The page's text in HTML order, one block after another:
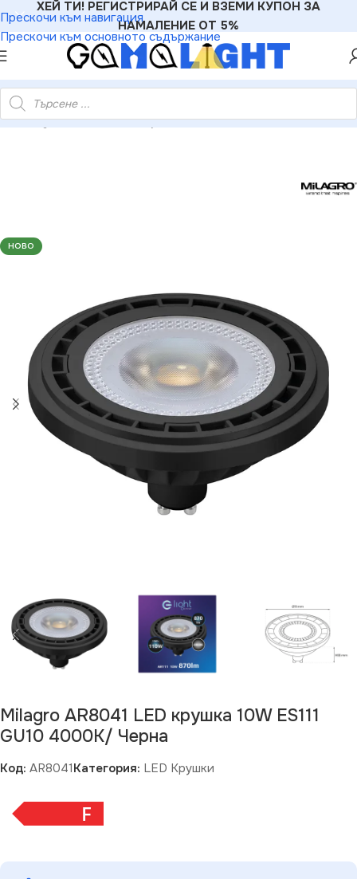
Прескочи към навигация
Прескочи към основното съдържание
ХЕЙ ТИ! РЕГИСТРИРАЙ СЕ И ВЗЕМИ КУПОН ЗА
НАМАЛЕНИЕ ОТ 5%
»Milagro AR8041 LED крушка 10W ES111 GU10 4000K/ Черна
НОВО
Milagro AR8041 LED крушка 10W ES111
GU10 4000K/ Черна
Код: AR8041Категория: LED Крушки
F